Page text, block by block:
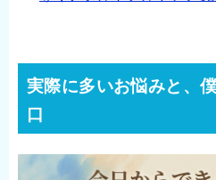
実際に多いお悩みと、
口